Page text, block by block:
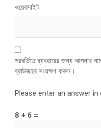
ওয়েবসাইট
পরবর্তিতে ব্যবহারের জন্য আপনার
ব্রাউজারে সংরক্ষণ করুন।
Please enter an answer in
8 + 6 =